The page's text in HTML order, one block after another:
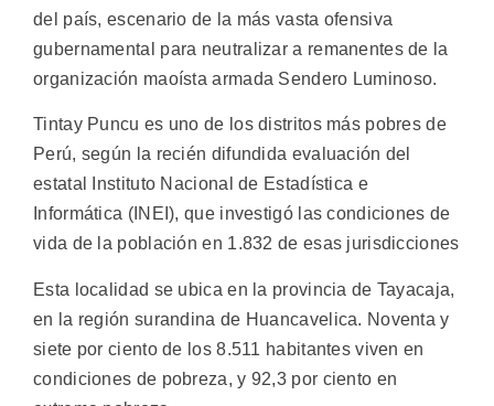
del país, escenario de la más vasta ofensiva
gubernamental para neutralizar a remanentes de la
organización maoísta armada Sendero Luminoso.
Tintay Puncu es uno de los distritos más pobres de
Perú, según la recién difundida evaluación del
estatal Instituto Nacional de Estadística e
Informática (INEI), que investigó las condiciones de
vida de la población en 1.832 de esas jurisdicciones
Esta localidad se ubica en la provincia de Tayacaja,
en la región surandina de Huancavelica. Noventa y
siete por ciento de los 8.511 habitantes viven en
condiciones de pobreza, y 92,3 por ciento en